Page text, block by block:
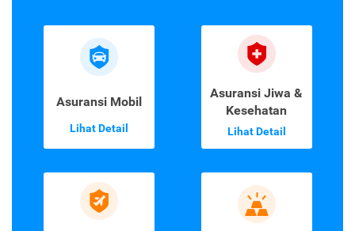
Asuransi Mobil
Lihat Detail
Asuransi Jiwa &
Kesehatan
Lihat Detail